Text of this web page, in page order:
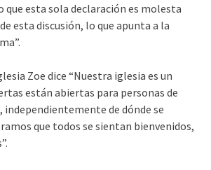
que esta sola declaración es molesta
esta discusión, lo que apunta a la
Zoe dice “Nuestra iglesia es un
están abiertas para personas de
independientemente de dónde se
que todos se sientan bienvenidos,